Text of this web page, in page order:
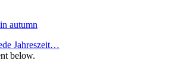
Jahreszeit…
below.